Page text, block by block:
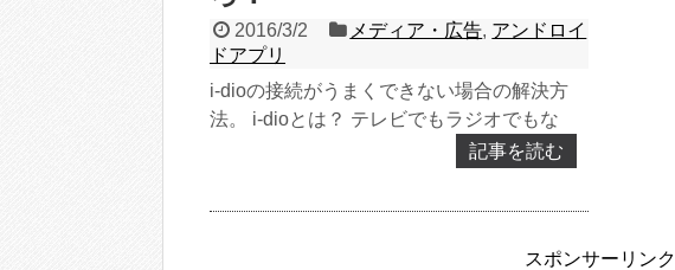
2016/3/2 メディア・広告, アンドロイ
ドアプリ
i-dioの接続がうまくできない場合の解決方
法。 i-dioとは？ テレビでもラジオでもな
い、i-dioによる第３の放送が2016年3月...
記事を読む
スポンサーリンク